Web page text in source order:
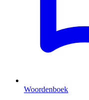
Woordenboek